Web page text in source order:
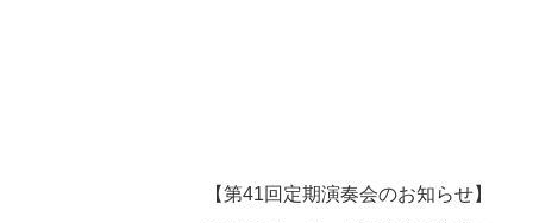
【第41回定期演奏会のお知らせ】